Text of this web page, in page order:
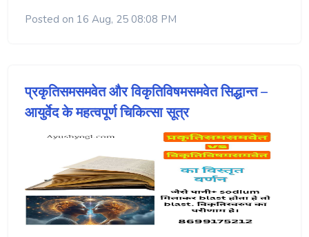
Posted on 16 Aug, 25 08:08 PM
प्रकृतिसमसमवेत और विकृतिविषमसमवेत सिद्धान्त –
आयुर्वेद के महत्वपूर्ण चिकित्सा सूत्र